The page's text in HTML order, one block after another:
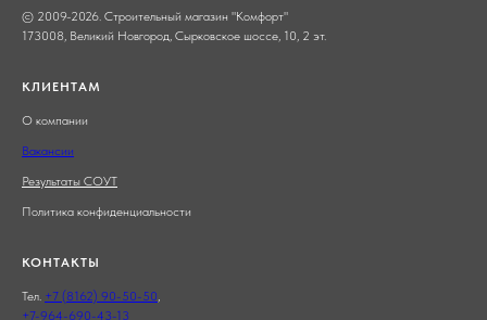
© 2009-2026. Строительный магазин "Комфорт"
173008, Великий Новгород, Сырковское шоссе, 10, 2 эт.
КЛИЕНТАМ
О компании
Вакансии
Результаты СОУТ
Политика конфиденциальности
КОНТАКТЫ
Тел. +7 (8162) 90-50-50,
+7-964-690-43-13